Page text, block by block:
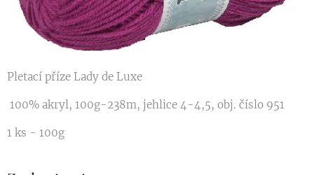
Pletací příze Lady de Luxe
100% akryl, 100g-238m, jehlice 4-4,5, obj. číslo 951
1 ks - 100g